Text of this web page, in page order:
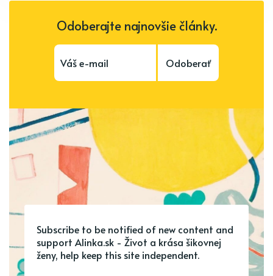
Odoberajte najnovšie články.
Odoberať
Subscribe to be notified of new content and
support Alinka.sk - Život a krása šikovnej
ženy, help keep this site independent.